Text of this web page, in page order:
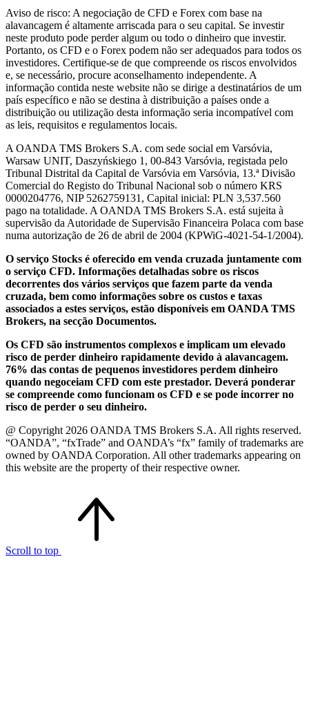
Aviso de risco: A negociação de CFD e Forex com base na
alavancagem é altamente arriscada para o seu capital. Se investir
neste produto pode perder algum ou todo o dinheiro que investir.
Portanto, os CFD e o Forex podem não ser adequados para todos os
investidores. Certifique-se de que compreende os riscos envolvidos
e, se necessário, procure aconselhamento independente. A
informação contida neste website não se dirige a destinatários de um
país específico e não se destina à distribuição a países onde a
distribuição ou utilização desta informação seria incompatível com
as leis, requisitos e regulamentos locais.
A OANDA TMS Brokers S.A. com sede social em Varsóvia,
Warsaw UNIT, Daszyńskiego 1, 00-843 Varsóvia, registada pelo
Tribunal Distrital da Capital de Varsóvia em Varsóvia, 13.ª Divisão
Comercial do Registo do Tribunal Nacional sob o número KRS
0000204776, NIP 5262759131, Capital inicial: PLN 3,537.560
pago na totalidade. A OANDA TMS Brokers S.A. está sujeita à
supervisão da Autoridade de Supervisão Financeira Polaca com base
numa autorização de 26 de abril de 2004 (KPWiG-4021-54-1/2004).
O serviço Stocks é oferecido em venda cruzada juntamente com
o serviço CFD. Informações detalhadas sobre os riscos
decorrentes dos vários serviços que fazem parte da venda
cruzada, bem como informações sobre os custos e taxas
associados a estes serviços, estão disponíveis em OANDA TMS
Brokers, na secção Documentos.
Os CFD são instrumentos complexos e implicam um elevado
risco de perder dinheiro rapidamente devido à alavancagem.
76% das contas de pequenos investidores perdem dinheiro
quando negoceiam CFD com este prestador. Deverá ponderar
se compreende como funcionam os CFD e se pode incorrer no
risco de perder o seu dinheiro.
@ Copyright 2026 OANDA TMS Brokers S.A. All rights reserved.
“OANDA”, “fxTrade” and OANDA’s “fx” family of trademarks are
owned by OANDA Corporation. All other trademarks appearing on
this website are the property of their respective owner.
Scroll to top